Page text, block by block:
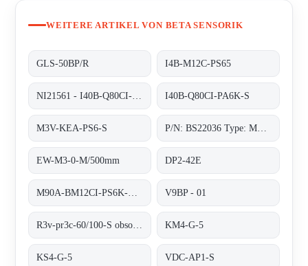
WEITERE ARTIKEL VON BETA SENSORIK
GLS-50BP/R I4B-M12C-PS65
I40B-Q80CI-PA6K-S
M3V-KEA-PS6-S
EW-M3-0-M/500mm DP2-42E
V9BP - 01
KM4-G-5
KS4-G-5 VDC-AP1-S